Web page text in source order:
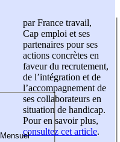
par France travail,
Cap emploi et ses
partenaires pour ses
actions concrètes en
faveur du recrutement,
de l’intégration et de
l’accompagnement de
ses collaborateurs en
situation de handicap.
Pour en savoir plus,
consultez cet article.